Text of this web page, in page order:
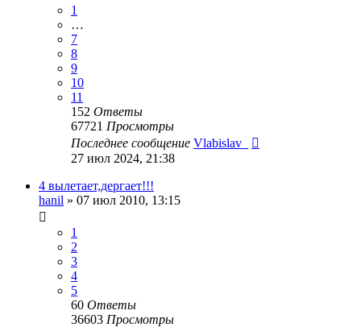
1
…
7
8
9
10
11
152 Ответы
67721 Просмотры
Последнее сообщение Vlabislav_
27 июл 2024, 21:38
4 вылетает,дергает!!!
hanil » 07 июл 2010, 13:15
1
2
3
4
5
60 Ответы
36603 Просмотры